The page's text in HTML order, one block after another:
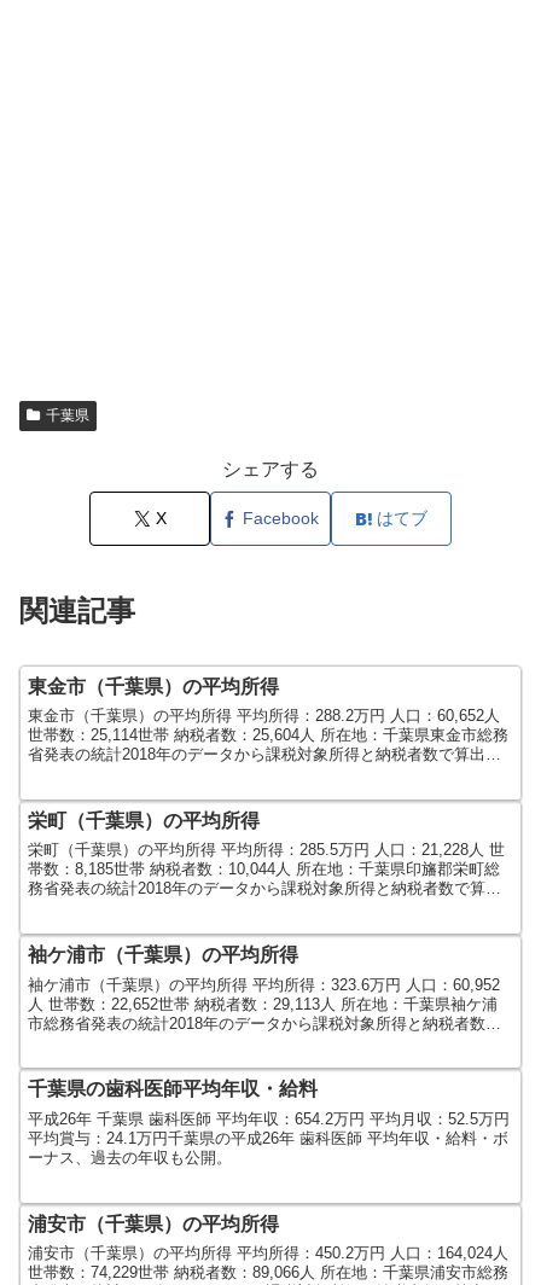
千葉県
シェアする
X Facebook はてブ
関連記事
東金市（千葉県）の平均所得
東金市（千葉県）の平均所得 平均所得：288.2万円 人口：60,652人
世帯数：25,114世帯 納税者数：25,604人 所在地：千葉県東金市総務
省発表の統計2018年のデータから課税対象所得と納税者数で算出し
栄町（千葉県）の平均所得
栄町（千葉県）の平均所得 平均所得：285.5万円 人口：21,228人 世
帯数：8,185世帯 納税者数：10,044人 所在地：千葉県印旛郡栄町総
務省発表の統計2018年のデータから課税対象所得と納税者数で算出
袖ケ浦市（千葉県）の平均所得
袖ケ浦市（千葉県）の平均所得 平均所得：323.6万円 人口：60,952
人 世帯数：22,652世帯 納税者数：29,113人 所在地：千葉県袖ケ浦
市総務省発表の統計2018年のデータから課税対象所得と納税者数で
千葉県の歯科医師平均年収・給料
平成26年 千葉県 歯科医師 平均年収：654.2万円 平均月収：52.5万円
平均賞与：24.1万円千葉県の平成26年 歯科医師 平均年収・給料・ボ
ーナス、過去の年収も公開。
浦安市（千葉県）の平均所得
浦安市（千葉県）の平均所得 平均所得：450.2万円 人口：164,024人
世帯数：74,229世帯 納税者数：89,066人 所在地：千葉県浦安市総務